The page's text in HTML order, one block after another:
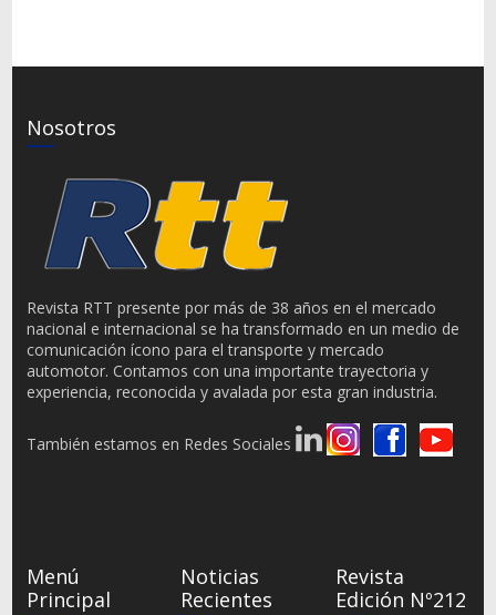
Nosotros
Revista RTT presente por más de 38 años en el mercado
nacional e internacional se ha transformado en un medio de
comunicación ícono para el transporte y mercado
automotor. Contamos con una importante trayectoria y
experiencia, reconocida y avalada por esta gran industria.
También estamos en Redes Sociales
Menú
Principal
Noticias
Recientes
Revista
Edición Nº212